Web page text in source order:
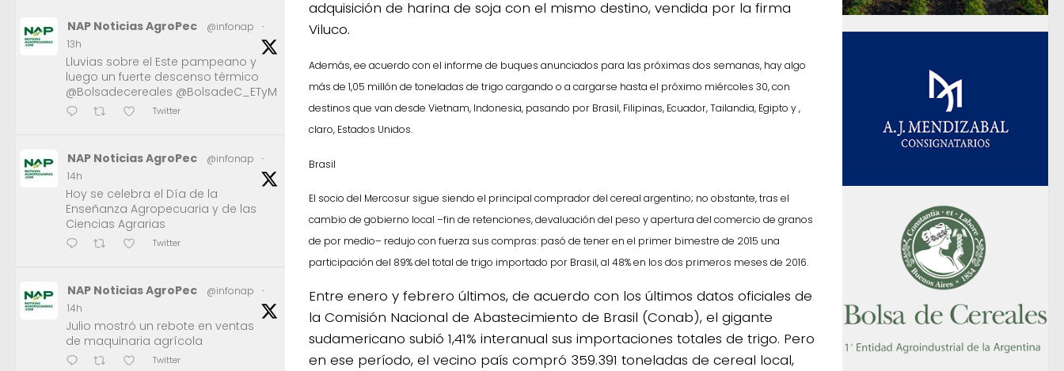
adquisición de harina de soja con el mismo destino, vendida por la firma
Viluco.
Además, ee acuerdo con el informe de buques anunciados para las próximas dos semanas, hay algo
más de 1,05 millón de toneladas de trigo cargando o a cargarse hasta el próximo miércoles 30, con
destinos que van desde Vietnam, Indonesia, pasando por Brasil, Filipinas, Ecuador, Tailandia, Egipto y ,
claro, Estados Unidos.
Brasil
El socio del Mercosur sigue siendo el principal comprador del cereal argentino; no obstante, tras el
cambio de gobierno local –fin de retenciones, devaluación del peso y apertura del comercio de granos
de por medio– redujo con fuerza sus compras: pasó de tener en el primer bimestre de 2015 una
participación del 89% del total de trigo importado por Brasil, al 48% en los dos primeros meses de 2016.
Entre enero y febrero últimos, de acuerdo con los últimos datos oficiales de
la Comisión Nacional de Abastecimiento de Brasil (Conab), el gigante
sudamericano subió 1,41% interanual sus importaciones totales de trigo. Pero
en ese período, el vecino país compró 359.391 toneladas de cereal local,
NAP Noticias AgroPec @infonap
·
13h
Lluvias sobre el Este pampeano y
luego un fuerte descenso térmico
@Bolsadecereales @BolsadeC_ETyM
Twitter
NAP Noticias AgroPec @infonap
·
14h
Hoy se celebra el Día de la
Enseñanza Agropecuaria y de las
Ciencias Agrarias
Twitter
NAP Noticias AgroPec @infonap
·
14h
Julio mostró un rebote en ventas
de maquinaria agrícola
Twitter